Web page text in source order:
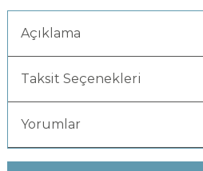
Açıklama
Taksit Seçenekleri
Yorumlar